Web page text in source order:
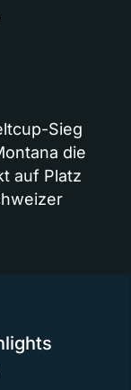
Sieg
die
auf Platz